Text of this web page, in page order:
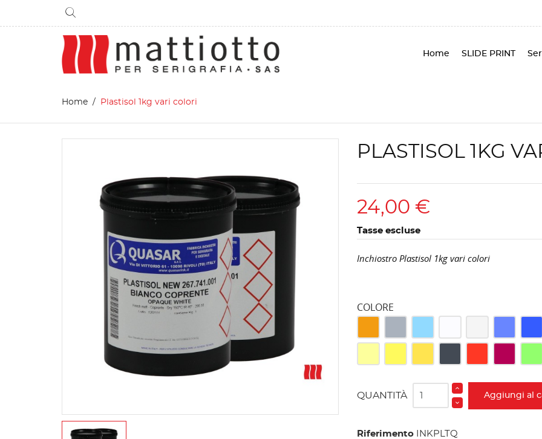
Home SLIDE PRINT
Home Plastisol 1kg vari colori
PLASTISOL 1KG
24,00 €
Tasse escluse
Inchiostro Plastisol 1kg vari colori
COLORE
QUANTITÀ Aggiungi al
Riferimento INKPLTQ